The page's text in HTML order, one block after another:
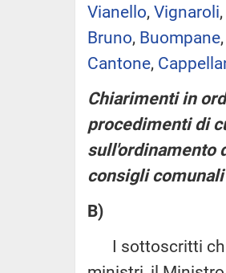
Vianello, Vignaroli,
Bruno, Buompane
Cantone,
Chiarimenti in
procedimenti di
sull'ordinamento
consigli
B)
I sottoscritti